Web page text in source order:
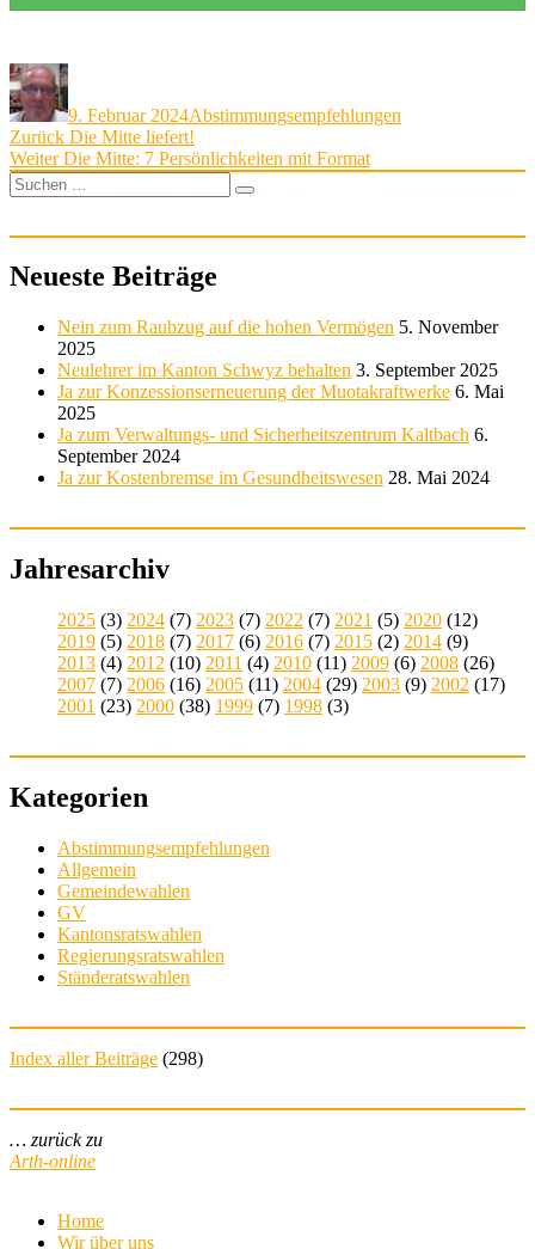
Autor
Veröffentlicht
am
9. Februar 2024Abstimmungsempfehlungen
Beitragsnavigation
Zurück Vorheriger
Beitrag:
Die Mitte liefert!
Weiter Nächster
Beitrag:
Die Mitte: 7 Persönlichkeiten mit Format
Suchen
nach:
Suchen
Neueste Beiträge
Nein zum Raubzug auf die hohen Vermögen 5. November
2025
Neulehrer im Kanton Schwyz behalten 3. September 2025
Ja zur Konzessionserneuerung der Muotakraftwerke 6. Mai
2025
Ja zum Verwaltungs- und Sicherheitszentrum Kaltbach 6.
September 2024
Ja zur Kostenbremse im Gesundheitswesen 28. Mai 2024
Jahresarchiv
2025 (3) 2024 (7) 2023 (7) 2022 (7) 2021 (5) 2020 (12)
2019 (5) 2018 (7) 2017 (6) 2016 (7) 2015 (2) 2014 (9)
2013 (4) 2012 (10) 2011 (4) 2010 (11) 2009 (6) 2008 (26)
2007 (7) 2006 (16) 2005 (11) 2004 (29) 2003 (9) 2002 (17)
2001 (23) 2000 (38) 1999 (7) 1998 (3)
Kategorien
Abstimmungsempfehlungen
Allgemein
Gemeindewahlen
GV
Kantonsratswahlen
Regierungsratswahlen
Ständeratswahlen
Index aller Beiträge (298)
… zurück zu
Arth-online
Home
Wir über uns